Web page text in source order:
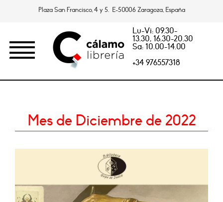
Plaza San Francisco, 4 y 5. E-50006 Zaragoza, España
Lu-Vi: 09.30-
13.30, 16.30-20.30
Sa: 10.00-14.00
+34 976557318
Mes de Diciembre de 2022